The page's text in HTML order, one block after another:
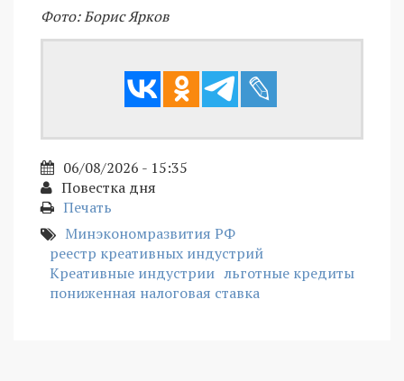
Фото: Борис Ярков
06/08/2026 - 15:35
Повестка дня
Печать
Минэкономразвития РФ
реестр креативных индустрий
Креативные индустрии льготные кредиты
пониженная налоговая ставка